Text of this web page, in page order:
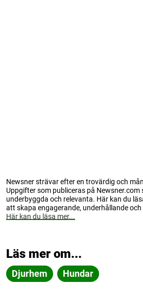
Newsner strävar efter en trovärdig och
Uppgifter som publiceras på Newsner.com
underbyggda och relevanta. Här kan du
att skapa engagerande, underhållande
Här kan du läsa mer...
Läs mer om...
Djurhem Hundar